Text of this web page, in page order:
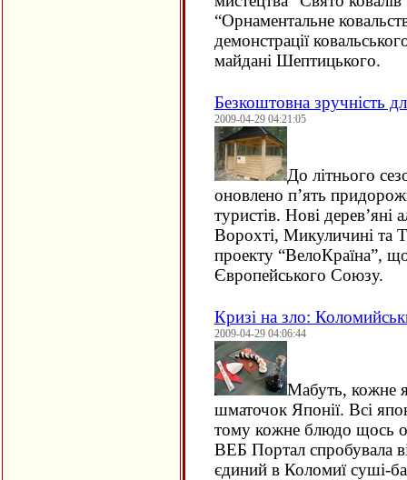
“Орнаментальне
демонстрації
майдані Шептицького.
Безкоштовна зручність
2009-04-29 04:21:05
До літнього
оновлено п’ять
туристів. Нові
Ворохті, Микуличині та
проекту “ВелоКраїна”,
Європейського Союзу.
Кризі на зло:
2009-04-29 04:06:44
Мабуть, кожне
шматочок Японії. Всі
тому кожне блюдо щось
ВЕБ Портал спробувала
єдиний в Коломиї суші-